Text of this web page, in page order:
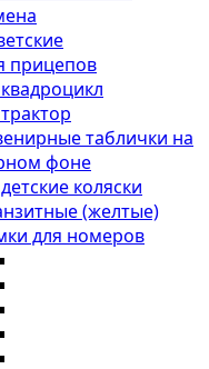
прицепов
таблички на
фоне
коляски
(желтые)
для номеров